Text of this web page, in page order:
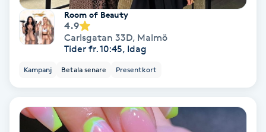
Paraffinbehandling
Pedikyr
Room of Beauty
4.9
Carlsgatan 33D, Malmö
Tider fr. 10:45, Idag
Kampanj Betala senare Presentkort